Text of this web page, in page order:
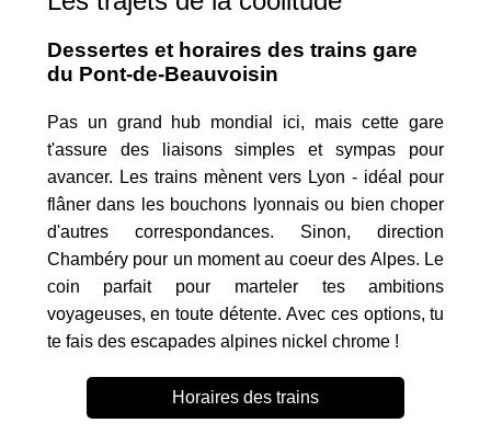
Dessertes et horaires des trains gare
du Pont-de-Beauvoisin
Pas un grand hub mondial ici, mais cette gare
t'assure des liaisons simples et sympas pour
avancer. Les trains mènent vers Lyon - idéal pour
flâner dans les bouchons lyonnais ou bien choper
d'autres correspondances. Sinon, direction
Chambéry pour un moment au coeur des Alpes. Le
coin parfait pour marteler tes ambitions
voyageuses, en toute détente. Avec ces options, tu
te fais des escapades alpines nickel chrome !
Horaires des trains